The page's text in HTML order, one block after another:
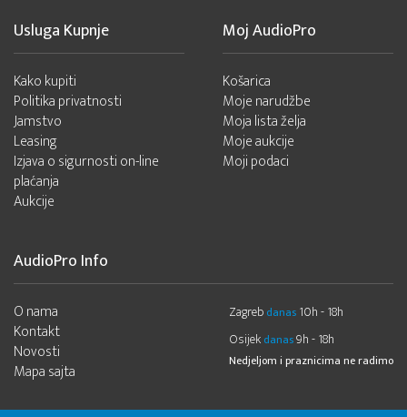
Usluga Kupnje
Kako kupiti
Politika privatnosti
Jamstvo
Leasing
Izjava o sigurnosti on-line
plaćanja
Aukcije
Moj AudioPro
Košarica
Moje narudžbe
Moja lista želja
Moje aukcije
Moji podaci
AudioPro Info
O nama
Kontakt
Novosti
Mapa sajta
Zagreb danas 10h - 18h
Osijek danas9h - 18h
Nedjeljom i praznicima ne radimo